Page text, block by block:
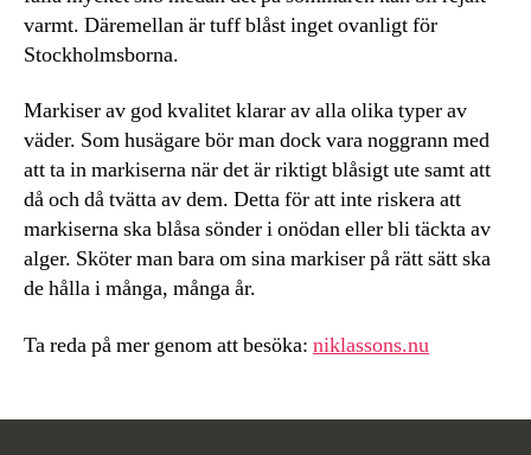
varmt. Däremellan är tuff blåst inget ovanligt för
Stockholmsborna.
Markiser av god kvalitet klarar av alla olika typer av
väder. Som husägare bör man dock vara noggrann med
att ta in markiserna när det är riktigt blåsigt ute samt att
då och då tvätta av dem. Detta för att inte riskera att
markiserna ska blåsa sönder i onödan eller bli täckta av
alger. Sköter man bara om sina markiser på rätt sätt ska
de hålla i många, många år.
Ta reda på mer genom att besöka: niklassons.nu